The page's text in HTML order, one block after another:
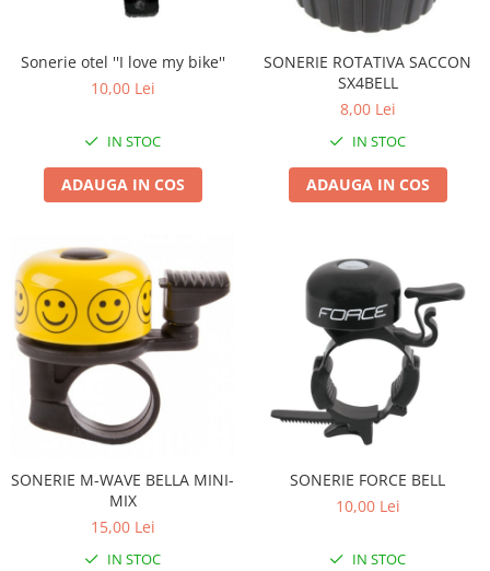
Tije telescopice
Coliere tije șa
Piese tije sa
Tije fixe
Tubeless și soluții anti-pană
Arcuri
Groupset
Sonerie otel ''I love my bike''
10,00 Lei
IN STOC
ADAUGA IN COS
SONERIE ROTATIVA SACCON
SX4BELL
8,00 Lei
IN STOC
ADAUGA IN COS
SONERIE M-WAVE BELLA MINI-
MIX
15,00 Lei
IN STOC
SONERIE FORCE BELL
10,00 Lei
IN STOC